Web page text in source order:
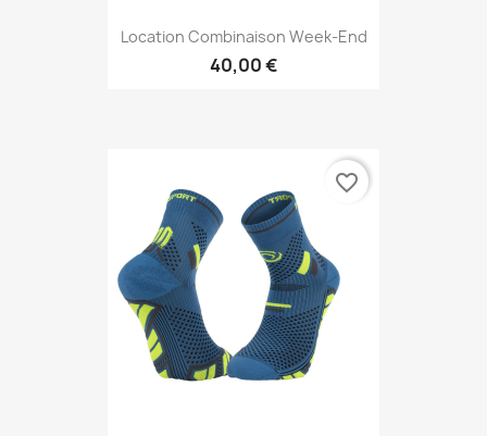
Location Combinaison Week-End
40,00 €
favorite_border